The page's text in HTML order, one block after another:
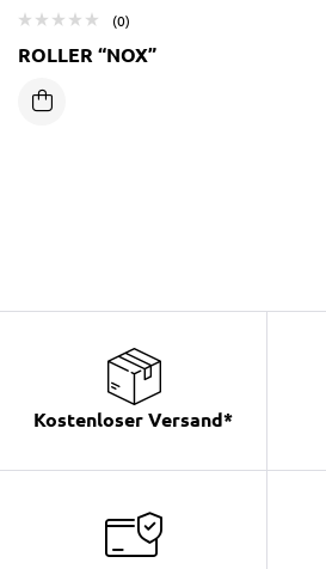
(0)
ROLLER “NOX”
Kostenloser Versand*